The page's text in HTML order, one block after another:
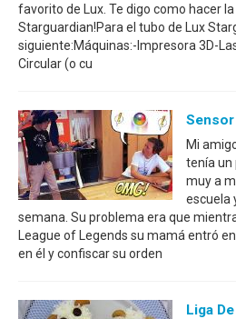
favorito de Lux. Te digo como hacer
Starguardian!Para el tubo de Lux
siguiente:Máquinas:-Impresora 3D-
Circular (o cu
Sensor
Mi
tenía un
muy a
escuela
semana. Su problema era que
League of Legends su mamá entró
en él y confiscar su orden
Liga